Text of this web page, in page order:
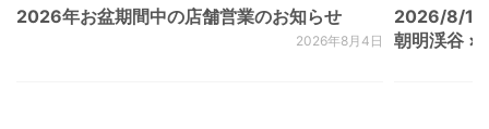
2026年お盆期間中の店舗営業のお知らせ
2026年8月4日
2026/8/
朝明渓谷 ×